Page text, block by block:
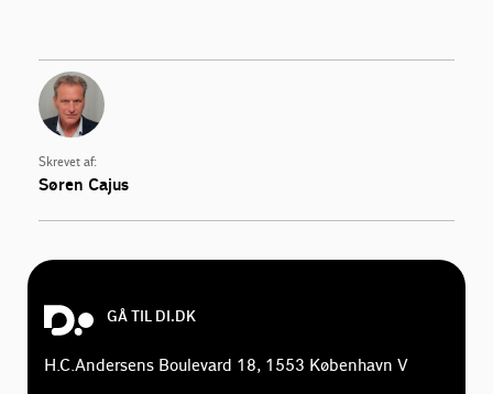
Skrevet af:
Søren Cajus
GÅ TIL DI.DK
H.C.Andersens Boulevard 18, 1553 København V